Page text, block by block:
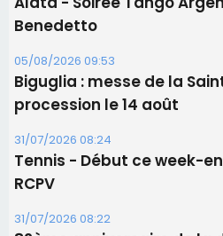
31/07/2026 08:22
82ème anniversaire de la
Commandant Antoine de
Les plus lus
Satine Nomary est la nouvelle
d'un spectacle qui ne